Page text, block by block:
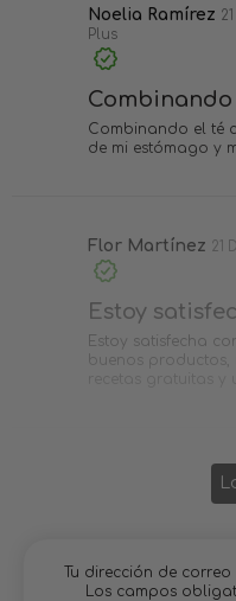
Noelia Ramírez
Plus
Combinando el té
de mi estómago y
Flor Martínez 21
Estoy
Estoy satisfecha
buenos
Tu dirección de
Los campos